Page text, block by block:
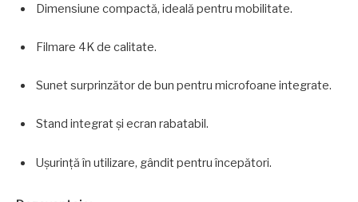
Dimensiune compactă, ideală pentru mobilitate.
Filmare 4K de calitate.
Sunet surprinzător de bun pentru microfoane integrate.
Stand integrat și ecran rabatabil.
Ușurință în utilizare, gândit pentru începători.